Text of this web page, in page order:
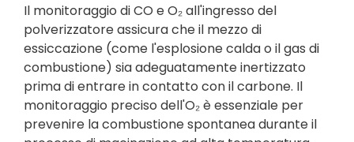
Il monitoraggio di CO e O₂ all'ingresso del
polverizzatore assicura che il mezzo di
essiccazione (come l'esplosione calda o il gas di
combustione) sia adeguatamente inertizzato
prima di entrare in contatto con il carbone. Il
monitoraggio preciso dell'O₂ è essenziale per
prevenire la combustione spontanea durante il